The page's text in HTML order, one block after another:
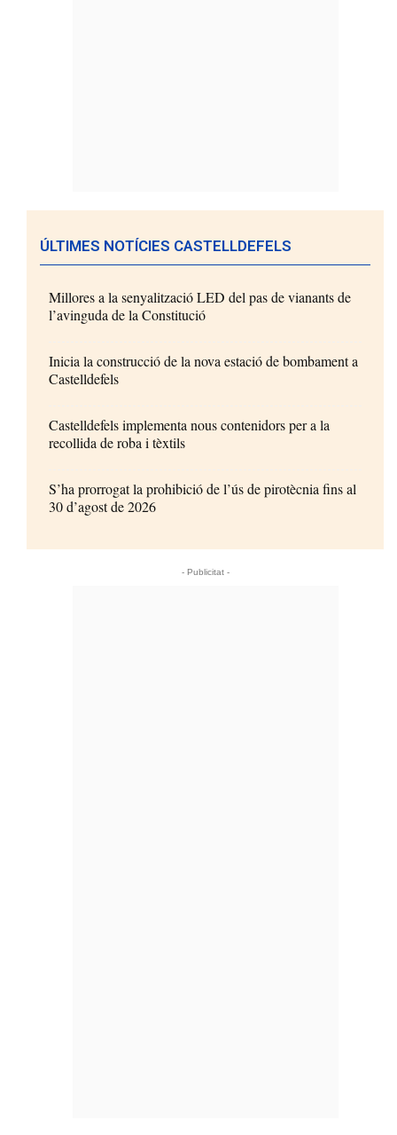
ÚLTIMES NOTÍCIES CASTELLDEFELS
Millores a la senyalització LED del pas de vianants de
l’avinguda de la Constitució
Inicia la construcció de la nova estació de bombament a
Castelldefels
Castelldefels implementa nous contenidors per a la
recollida de roba i tèxtils
S’ha prorrogat la prohibició de l’ús de pirotècnia fins al
30 d’agost de 2026
- Publicitat -